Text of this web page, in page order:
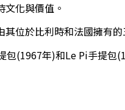
化與價值。
位於比利時和法國擁有
(1967年)和Le Pi手提包